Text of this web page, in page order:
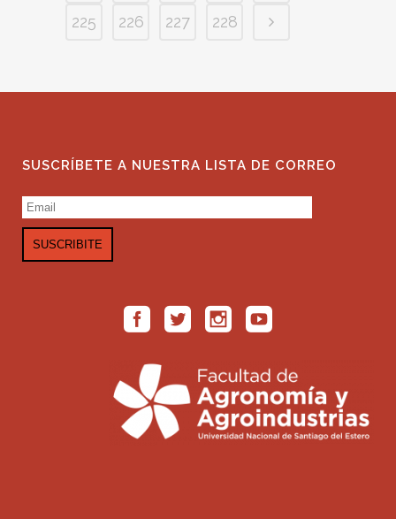
225
226 227 228
SUSCRÍBETE A NUESTRA LISTA DE CORREO